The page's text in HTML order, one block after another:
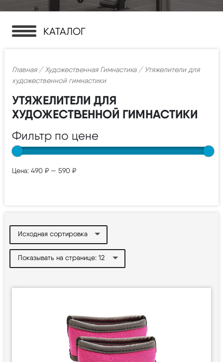
КАТАЛОГ
Главная/Художественная Гимнастика/ Утяжелители для
художественной гимнастики
УТЯЖЕЛИТЕЛИ ДЛЯ
ХУДОЖЕСТВЕННОЙ ГИМНАСТИКИ
Фильтр по цене
Цена: 490 ₽ — 590 ₽